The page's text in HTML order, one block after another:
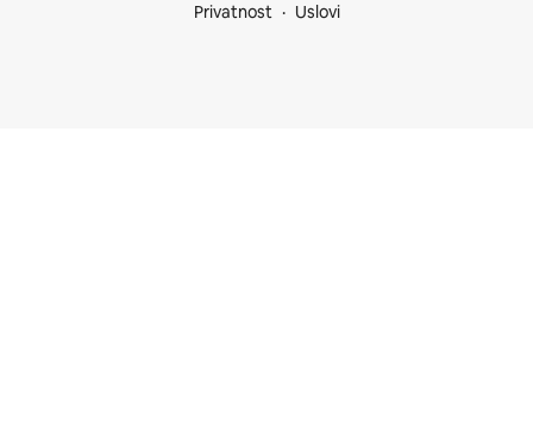
Privatnost
Uslovi